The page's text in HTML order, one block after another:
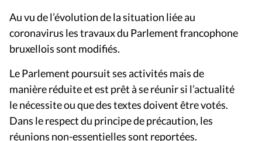
Au vu de l’évolution de la situation liée au
coronavirus les travaux du Parlement francophone
bruxellois sont modifiés.
Le Parlement poursuit ses activités mais de
manière réduite et est prêt à se réunir si l’actualité
le nécessite ou que des textes doivent être votés.
Dans le respect du principe de précaution, les
réunions non-essentielles sont reportées.